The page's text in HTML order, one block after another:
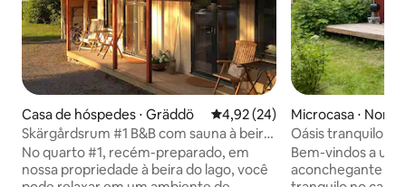
Casa de hóspedes ⋅ Gräddö 4,92 de uma avaliação média
4,92 (24)
Skärgårdsrum #1 B&B com sauna à beira
do lago
No quarto #1, recém-preparado, em
nossa propriedade à beira do lago, você
Microcasa ⋅
Oásis tranquilo
de café da
Bem-vindos a
aconchegante (18